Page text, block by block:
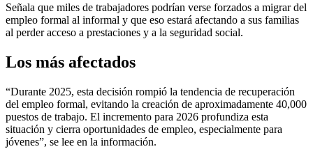
Señala que miles de trabajadores podrían verse forzados a migrar del
empleo formal al informal y que eso estará afectando a sus familias
al perder acceso a prestaciones y a la seguridad social.
Los más afectados
“Durante 2025, esta decisión rompió la tendencia de recuperación
del empleo formal, evitando la creación de aproximadamente 40,000
puestos de trabajo. El incremento para 2026 profundiza esta
situación y cierra oportunidades de empleo, especialmente para
jóvenes”, se lee en la información.